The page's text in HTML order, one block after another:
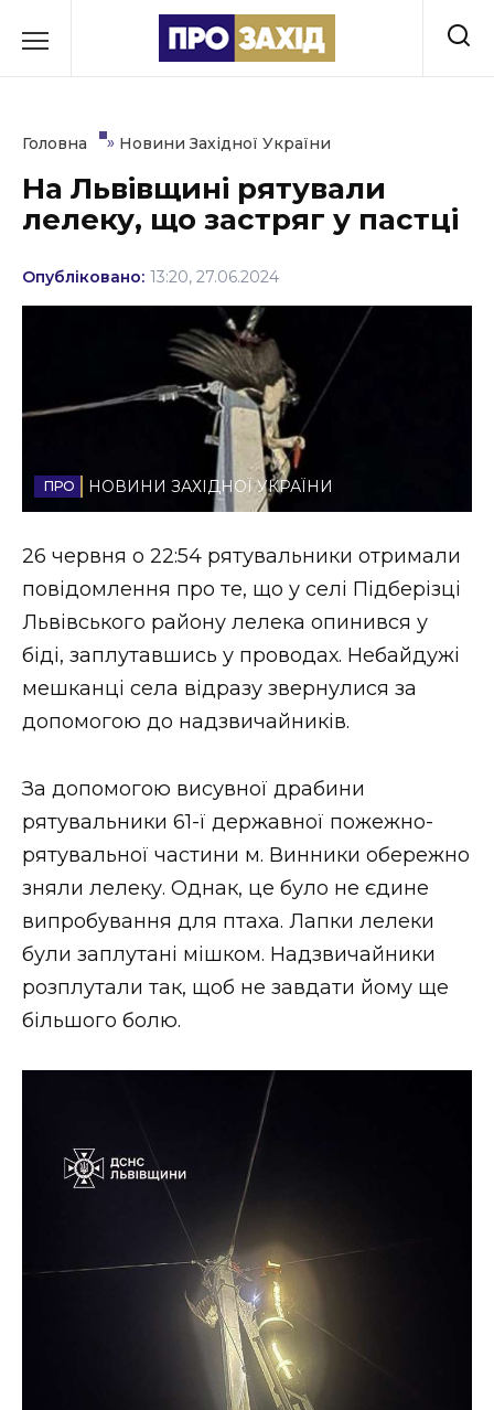
до
Культура
Освіта
Соціум
Стиль життя
Втрачений Ужгород
Втрачений Ужгород (відеоверсія)
ЗАКАРПАТСЬКІ НОВИНИ
НОВИНИ ЗАХІДНОЇ УКРАЇНИ
ФОТО
ВІДЕО
Головна » Новини Західної України
На Львівщині рятували
лелеку, що застряг у пастці
Опубліковано: 13:20, 27.06.2024
НОВИНИ ЗАХІДНОЇ УКРАЇНИ
26 червня о 22:54 рятувальники отримали
повідомлення про те, що у селі Підберізці
Львівського району лелека опинився у
біді, заплутавшись у проводах. Небайдужі
мешканці села відразу звернулися за
допомогою до надзвичайників.
За допомогою висувної драбини
рятувальники 61-ї державної пожежно-
рятувальної частини м. Винники обережно
зняли лелеку. Однак, це було не єдине
випробування для птаха. Лапки лелеки
були заплутані мішком. Надзвичайники
розплутали так, щоб не завдати йому ще
більшого болю.